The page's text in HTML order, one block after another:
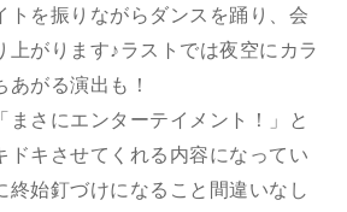
トを振りながらダンスを踊り、会
上がります♪ラストでは夜空にカラ
がる演出も！
まさにエンターテイメント！」と
ドキさせてくれる内容になってい
終始釘づけになること間違いなし